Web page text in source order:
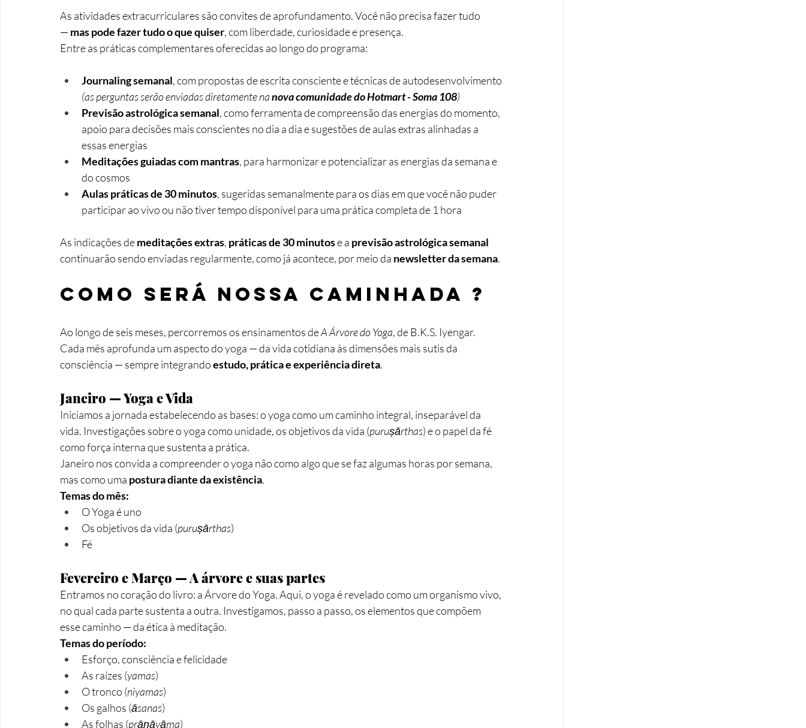
As atividades extracurriculares são convites de aprofundamento. Você não precisa fazer tudo
— mas pode fazer tudo o que quiser, com liberdade, curiosidade e presença.
Entre as práticas complementares oferecidas ao longo do programa:
Journaling semanal, com propostas de escrita consciente e técnicas de autodesenvolvimento
(as perguntas serão enviadas diretamente na nova comunidade do Hotmart - Soma 108)
Previsão astrológica semanal, como ferramenta de compreensão das energias do momento,
apoio para decisões mais conscientes no dia a dia e sugestões de aulas extras alinhadas a
essas energias
Meditações guiadas com mantras, para harmonizar e potencializar as energias da semana e
do cosmos
Aulas práticas de 30 minutos, sugeridas semanalmente para os dias em que você não puder
participar ao vivo ou não tiver tempo disponível para uma prática completa de 1 hora
As indicações de meditações extras, práticas de 30 minutos e a previsão astrológica semanal
continuarão sendo enviadas regularmente, como já acontece, por meio da newsletter da semana.
Como será nossa caminhada ?
Ao longo de seis meses, percorremos os ensinamentos de A Árvore do Yoga, de B.K.S. Iyengar.
Cada mês aprofunda um aspecto do yoga — da vida cotidiana às dimensões mais sutis da
consciência — sempre integrando estudo, prática e experiência direta.
Janeiro — Yoga e Vida
Iniciamos a jornada estabelecendo as bases: o yoga como um caminho integral, inseparável da
vida. Investigações sobre o yoga como unidade, os objetivos da vida (puruṣārthas) e o papel da fé
como força interna que sustenta a prática.
Janeiro nos convida a compreender o yoga não como algo que se faz algumas horas por semana,
mas como uma postura diante da existência.
Temas do mês:
O Yoga é uno
Os objetivos da vida (puruṣārthas)
Fé
Fevereiro e Março — A árvore e suas partes
Entramos no coração do livro: a Árvore do Yoga. Aqui, o yoga é revelado como um organismo vivo,
no qual cada parte sustenta a outra. Investigamos, passo a passo, os elementos que compõem
esse caminho — da ética à meditação.
Temas do período:
Esforço, consciência e felicidade
As raízes (yamas)
O tronco (niyamas)
Os galhos (āsanas)
As folhas (prāṇāyāma)